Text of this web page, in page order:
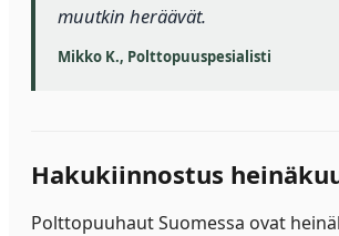
muutkin heräävät.
Mikko K., Polttopuuspesialisti
Hakukiinnostus
Polttopuuhaut Suomessa ovat